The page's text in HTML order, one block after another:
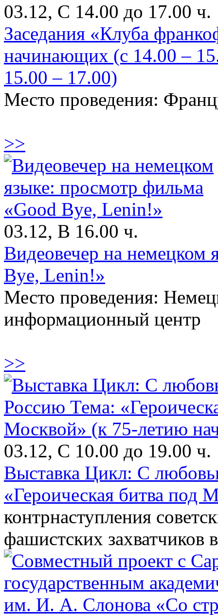
03.12, С 14.00 до 17.00 ч.
Заседания «Клуба
начинающих (с 14.00 –
15.00 – 17.00)
Место проведения:
>>
03.12, В 16.00 ч.
Видеовечер на немецком
Bye, Lenin!»
Место проведения:
информационный центр
>>
03.12, С 10.00 до 19.00 ч.
Выставка Цикл: С
«Героическая битва под
контрнаступления
фашистских захватчиков